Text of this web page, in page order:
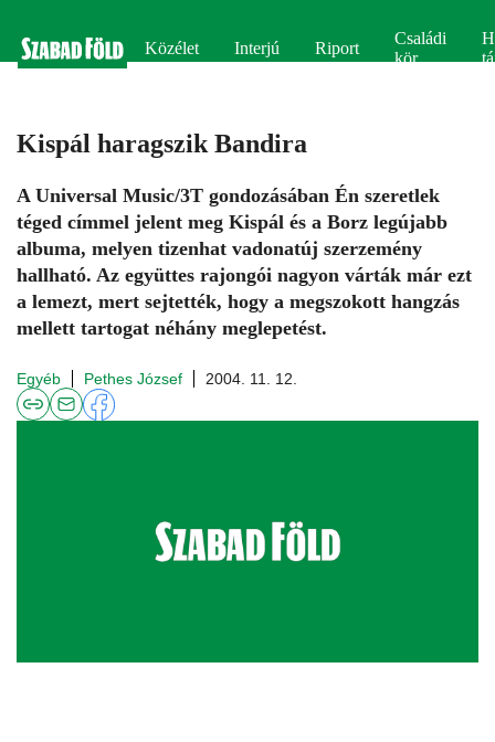
Közélet Interjú Riport
Családi
kör
Kispál haragszik Bandira
A Universal Music/3T gondozásában Én szeretlek
téged címmel jelent meg Kispál és a Borz legújabb
albuma, melyen tizenhat vadonatúj szerzemény
hallható. Az együttes rajongói nagyon várták már ezt
a lemezt, mert sejtették, hogy a megszokott hangzás
mellett tartogat néhány meglepetést.
Egyéb Pethes József 2004. 11. 12.